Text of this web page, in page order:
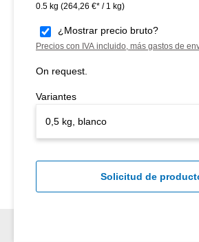
0.5 kg (264,26 €* / 1 kg)
¿Mostrar precio bruto?
Precios con IVA incluido, más gastos de
On request.
Variantes
Solicitud de